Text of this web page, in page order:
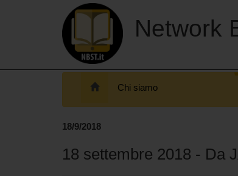
Network
Chi siamo
18/9/2018
18 settembre 2018 - Da